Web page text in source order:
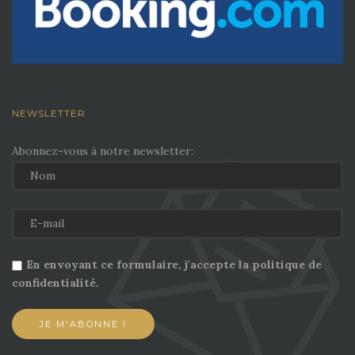
NEWSLETTER
Abonnez-vous à notre newsletter:
En envoyant ce formulaire, j'accepte la politique de
confidentialité.